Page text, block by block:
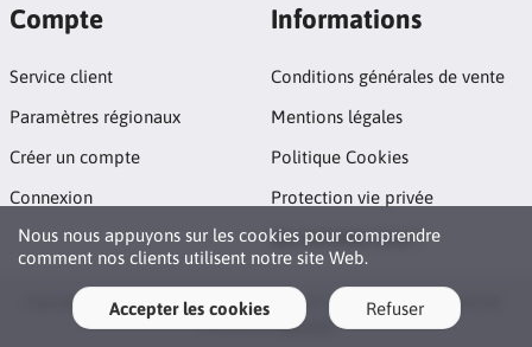
Nous nous appuyons sur les cookies pour comprendre
comment nos clients utilisent notre site Web.
Accepter les cookies Refuser
Compte
Service client
Paramètres régionaux
Créer un compte
Connexion
Informations
Conditions générales de vente
Mentions légales
Politique Cookies
Protection vie privée
Qui sommes nous ?
Copyright © 2026 La boutique des utilitaires Olf Software. All rights reserved ·
LiteCart®